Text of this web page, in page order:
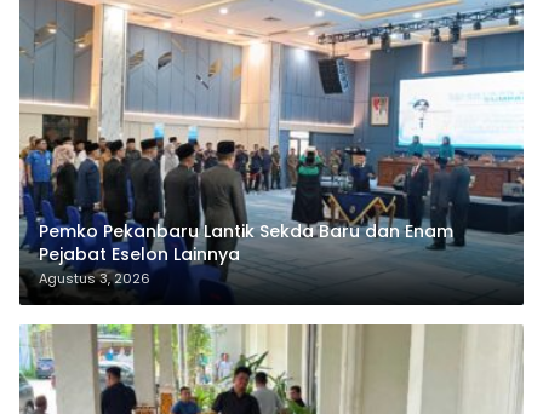
Pemko Pekanbaru Lantik Sekda Baru dan Enam
Pejabat Eselon Lainnya
Agustus 3, 2026